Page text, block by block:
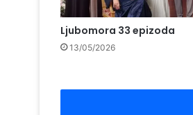
Ljubomora 33 epizoda
13/05/2026